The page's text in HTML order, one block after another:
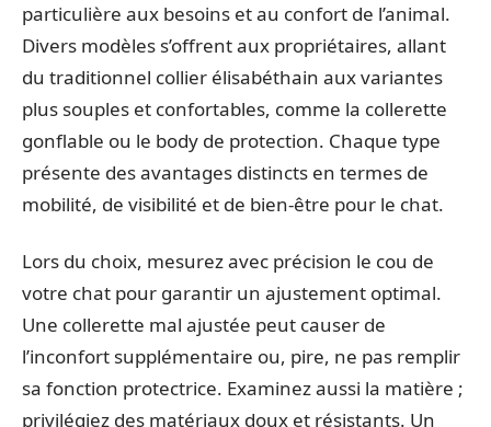
particulière aux besoins et au confort de l’animal.
Divers modèles s’offrent aux propriétaires, allant
du traditionnel collier élisabéthain aux variantes
plus souples et confortables, comme la collerette
gonflable ou le body de protection. Chaque type
présente des avantages distincts en termes de
mobilité, de visibilité et de bien-être pour le chat.
Lors du choix, mesurez avec précision le cou de
votre chat pour garantir un ajustement optimal.
Une collerette mal ajustée peut causer de
l’inconfort supplémentaire ou, pire, ne pas remplir
sa fonction protectrice. Examinez aussi la matière ;
privilégiez des matériaux doux et résistants. Un